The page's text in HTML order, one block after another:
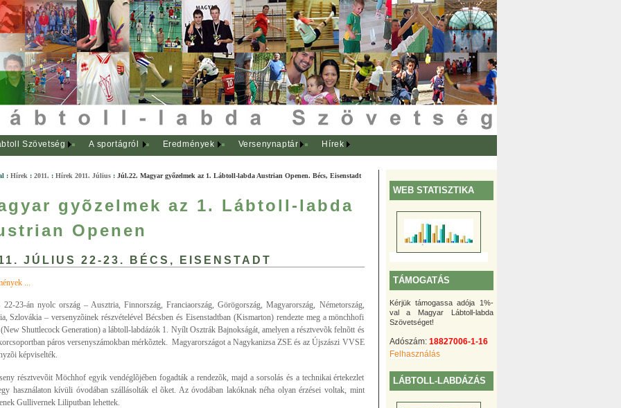
Szövetség A sportágról Eredmények Versenynaptár Hírek
WEB STATISZTIKA
TÁMOGATÁS
Kérjük támogassa adója 1%-
val a Magyar Lábtoll-labda
Szövetséget!
Adószám: 18827006-1-16
Felhasználás
LÁBTOLL-LABDÁZÁS
: Hírek : 2011. : Hírek 2011. Július: Júl.22. Magyar győzelmek az 1. Lábtoll-labda Austrian Openen. Bécs, Eisenstadt
gyõzelmek az 1. Lábtoll-labda
Openen
JÚLIUS 22-23. BÉCS, EISENSTADT
...
22-23-án nyolc ország – Ausztria, Finnország, Franciaország, Görögország, Magyarország, Németország,
Szlovákia – versenyzõinek részvételével Bécsben és Eisenstadtban (Kismarton) rendezte meg a mönchhofi
Shuttlecock Generation) a lábtoll-labdázók 1. Nyílt Osztrák Bajnokságát, amelyen a résztvevõk felnõtt és
páros versenyszámokban mérkõztek. Magyarországot a Nagykanizsa ZSE és az Újszászi VVSE
képviselték.
résztvevõit Möchhof egyik vendéglõjében fogadták a rendezõk, majd a sorsolás és a technikai értekezlet
használaton kívüli óvodában szállásolták el õket. Az óvodában lakóknak néha olyan érzései voltak, mint
Gullivernek Liliputban lehettek.